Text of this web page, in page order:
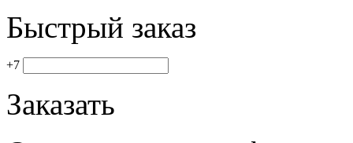
Быстрый заказ
+7
Заказать